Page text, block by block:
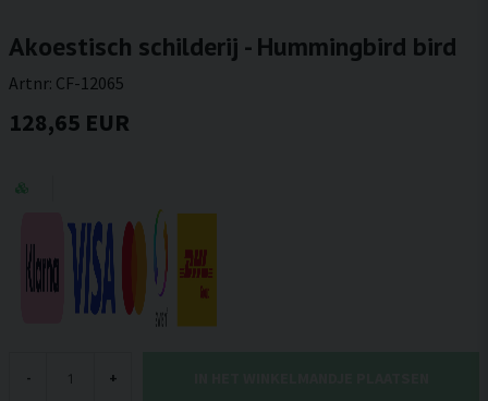
Akoestisch schilderij - Hummingbird bird
Artnr: CF-12065
128,65 EUR
- +